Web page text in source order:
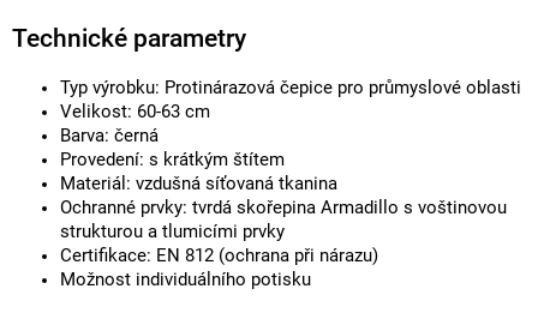
Technické parametry
Typ výrobku: Protinárazová čepice pro průmyslové oblasti
Velikost: 60-63 cm
Barva: černá
Provedení: s krátkým štítem
Materiál: vzdušná síťovaná tkanina
Ochranné prvky: tvrdá skořepina Armadillo s voštinovou
strukturou a tlumicími prvky
Certifikace: EN 812 (ochrana při nárazu)
Možnost individuálního potisku